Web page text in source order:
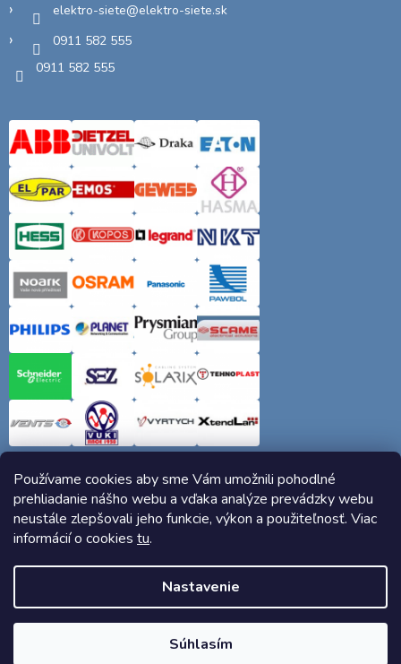
Používame cookies aby sme Vám umožnili pohodlné
prehliadanie nášho webu a vďaka analýze prevádzky webu
neustále zlepšovali jeho funkcie, výkon a použiteľnosť. Viac
informácií o cookies tu.
Nastavenie
Súhlasím
elektro-siete@elektro-siete.sk
0911 582 555
0911 582 555
Copyright 2026Elektro-siete.sk. Všetky práva vyhradené.
Vytvoril Shoptet